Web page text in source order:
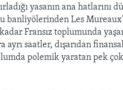
yasanın ana hatlarını
banliyölerinden Les
Fransız toplumunda
ayrı saatler, dışarıdan
polemik yaratan pek